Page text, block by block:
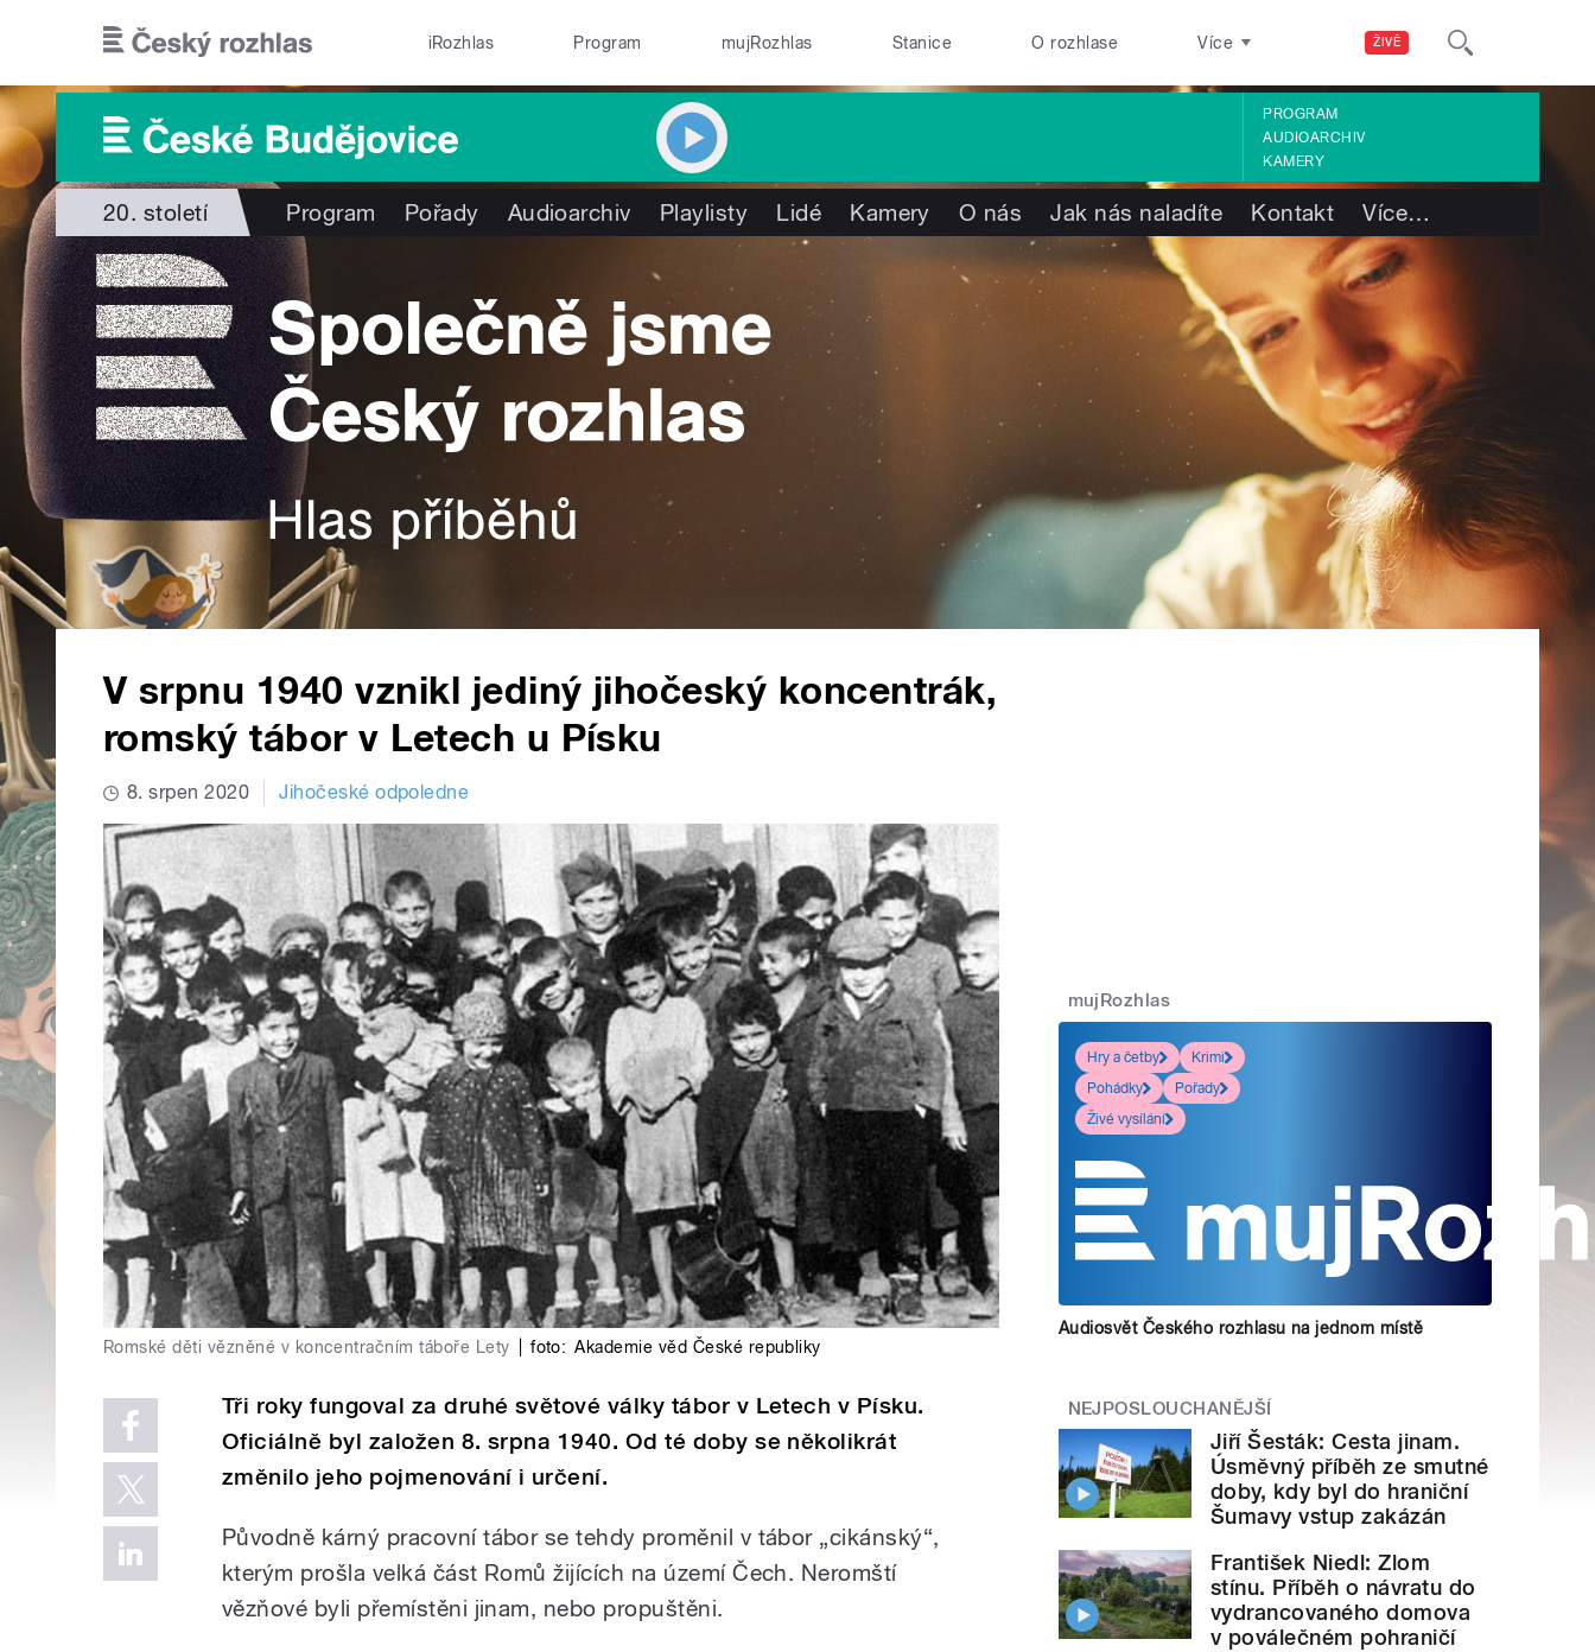
ŽIVĚ
iRozhlas Program mujRozhlas Stanice O rozhlase Více
PROGRAM
AUDIOARCHIV
KAMERY
20. století Program Pořady Audioarchiv Playlisty Lidé Kamery O nás Jak nás naladíte Kontakt Více…
V srpnu 1940 vznikl jediný jihočeský koncentrák,
romský tábor v Letech u Písku
8. srpen 2020 Jihočeské odpoledne
Romské děti vězněné v koncentračním táboře Lety foto: Akademie věd České republiky
Tři roky fungoval za druhé světové války tábor v Letech v Písku.
Oficiálně byl založen 8. srpna 1940. Od té doby se několikrát
změnilo jeho pojmenování i určení.
Původně kárný pracovní tábor se tehdy proměnil v tábor „cikánský“,
kterým prošla velká část Romů žijících na území Čech. Neromští
vězňové byli přemístěni jinam, nebo propuštěni.
mujRozhlas
Hry a četby
Krimi
Pohádky
Pořady
Živé vysílání
Audiosvět Českého rozhlasu na jednom místě
NEJPOSLOUCHANĚJŠÍ
Jiří Šesták: Cesta jinam.
Úsměvný příběh ze smutné
doby, kdy byl do hraniční
Šumavy vstup zakázán
František Niedl: Zlom
stínu. Příběh o návratu do
vydrancovaného domova
v poválečném pohraničí